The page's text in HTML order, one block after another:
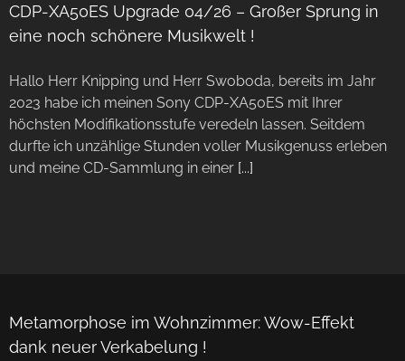
CDP-XA50ES Upgrade 04/26 – Großer Sprung in
eine noch schönere Musikwelt !
Hallo Herr Knipping und Herr Swoboda, bereits im Jahr
2023 habe ich meinen Sony CDP-XA50ES mit Ihrer
höchsten Modifikationsstufe veredeln lassen. Seitdem
durfte ich unzählige Stunden voller Musikgenuss erleben
und meine CD-Sammlung in einer [...]
Metamorphose im Wohnzimmer: Wow-Effekt
dank neuer Verkabelung !